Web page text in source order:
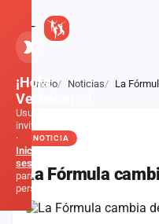
Atrás
Inicio Noticias La
NOTICIA
La Fórmula
¡Hola,
Verbener@!
Usuario
invitado
·
Inicia
sesión
para
personalizar